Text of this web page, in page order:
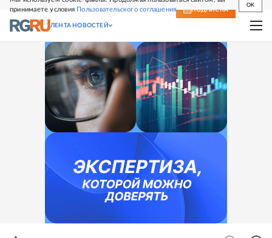
принимаете условия Пользовательского соглашения
OK
СВЕЖИЙ НОМЕР ПОДПИСКА
ЛЕНТА НОВОСТЕЙ